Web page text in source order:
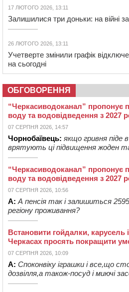
17 ЛЮТОГО 2026, 13:11
Залишилися три доньки: на війні
26 ЛЮТОГО 2026, 13:11
Учетверте змінили графік
на сьогодні
ОБГОВОРЕННЯ
“Черкасиводоканал” пропонує
воду та водовідведення з 2027
07 СЕРПНЯ 2026, 14:57
Чорнобаївець: якщо гривня піде
врятують ці підвищення жоден
“Черкасиводоканал” пропонує
воду та водовідведення з 2027
07 СЕРПНЯ 2026, 10:56
А: А пенсія так і залишиться
регіону проживання?
Встановити гойдалки, карусель
Черкасах просять покращити
07 СЕРПНЯ 2026, 10:09
А: Споконвіку іграшки і все,що
дозвілля,а також-посуд і миючі